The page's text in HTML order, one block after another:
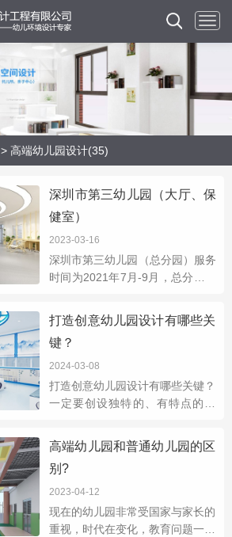
> 高端幼儿园设计(35)
深圳市第三幼儿园（大厅、保
健室）
2023-03-16
深圳市第三幼儿园（总分园）服务
时间为2021年7月-9月，总分园设
室改造等零星项目；深圳市第三幼
儿园（总园）深圳市第三幼儿园
（分园）
打造创意幼儿园设计有哪些关
键？
2024-03-08
打造创意幼儿园设计有哪些关键？
一定要创设独特的、有特点的文
动漫教育室，传统文化室等等，可
以让孩子从小就接触到中华民族的
传统文化，寓教于乐，这就是家长
朋友们所希望的。
高端幼儿园和普通幼儿园的区
别?
2023-04-12
现在的幼儿园非常受国家与家长的
重视，时代在变化，教育问题一直